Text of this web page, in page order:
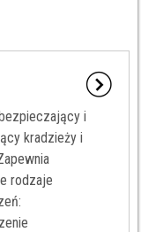
i
kradzieży i
rodzaje